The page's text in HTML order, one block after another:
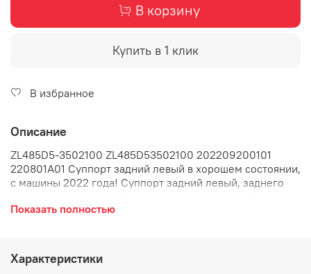
В корзину
Купить в 1 клик
В избранное
Описание
ZL485D5-3502100 ZL485D53502100 202209200101
220801A01 Суппорт задний левый в хорошем состоянии,
с машины 2022 года! Суппорт задний левый, заднего
тормозной, тормозная система, заднего, ведущего
Показать полностью
Характеристики